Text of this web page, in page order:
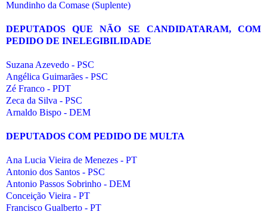
Mundinho da Comase (Suplente)
DEPUTADOS QUE NÃO SE CANDIDATARAM, COM
PEDIDO DE INELEGIBILIDADE
Suzana Azevedo - PSC
Angélica Guimarães - PSC
Zé Franco - PDT
Zeca da Silva - PSC
Arnaldo Bispo - DEM
DEPUTADOS COM PEDIDO DE MULTA
Ana Lucia Vieira de Menezes - PT
Antonio dos Santos - PSC
Antonio Passos Sobrinho - DEM
Conceição Vieira - PT
Francisco Gualberto - PT